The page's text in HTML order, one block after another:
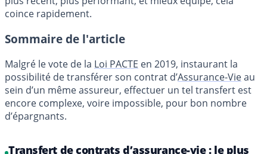
coince rapidement.
Sommaire de l'article
Malgré le vote de la Loi PACTE en 2019, instaurant la
possibilité de transférer son contrat d’Assurance-Vieau
sein d’un même assureur, effectuer un tel transfert est
encore complexe, voire impossible, pour bon nombre
d’épargnants.
Transfert de contrats d’assurance-vie : le plus